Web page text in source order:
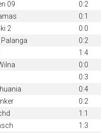
09
0:2
0:1
2
0:0
0:2
1:4
0:0
0:3
0:4
0:2
1:1
1:3